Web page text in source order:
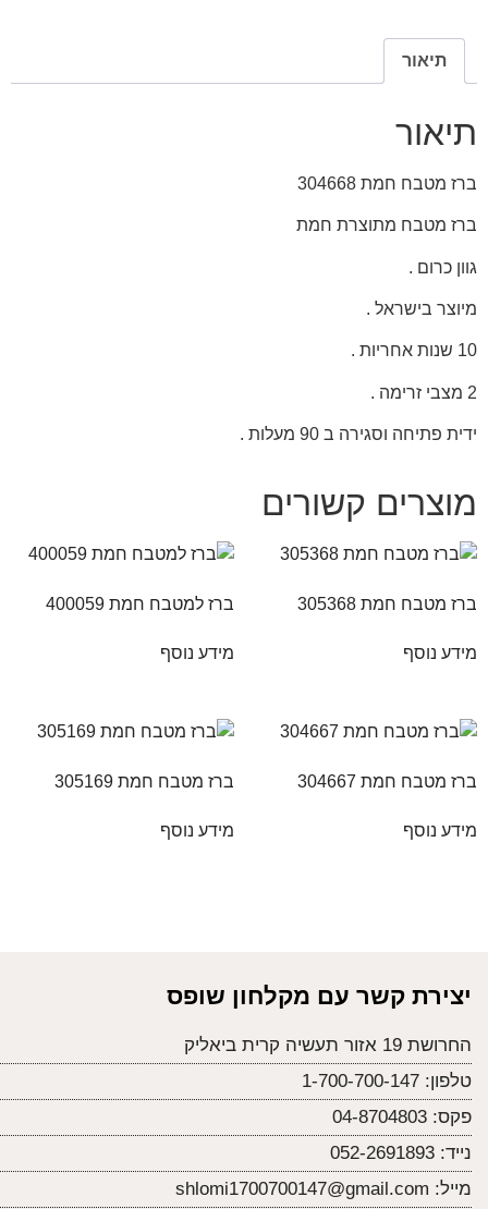
תיאור
תיאור
ברז מטבח חמת 304668
ברז מטבח מתוצרת חמת
גוון כרום .
מיוצר בישראל .
10 שנות אחריות .
2 מצבי זרימה .
ידית פתיחה וסגירה ב 90 מעלות .
מוצרים קשורים
ברז מטבח חמת 305368
מידע נוסף
ברז למטבח חמת 400059
מידע נוסף
ברז מטבח חמת 304667
מידע נוסף
ברז מטבח חמת 305169
מידע נוסף
יצירת קשר עם מקלחון שופס
החרושת 19 אזור תעשיה קרית ביאליק
טלפון: 1-700-700-147
פקס: 04-8704803
נייד: 052-2691893
מייל: shlomi1700700147@gmail.com